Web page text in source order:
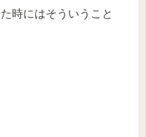
時にはそういうこと